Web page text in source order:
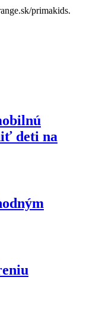
primakids.
deti na